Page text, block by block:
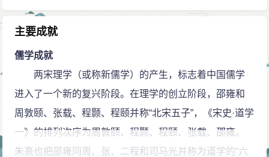
主要成就
儒学成就
两宋理学（或称新儒学）的产生，标志着中国儒学
进入了一个新的复兴阶段。在理学的创立阶段，邵雍和
周敦颐、张载、程颢、程颐并称“北宋五子”，《宋史·道学
一》的排列次序为周敦颐、程颢、程颐、张载、邵雍。
朱熹也把邵雍同周、张、二程和司马光并称为道学的“六